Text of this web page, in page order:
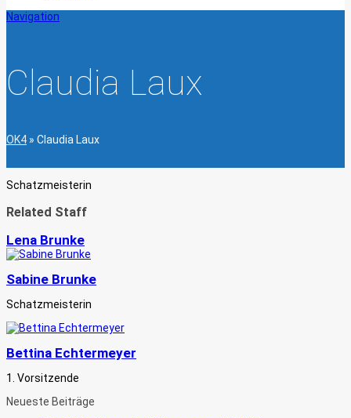
Navigation
Claudia Laux
OK4 » Claudia Laux
Schatzmeisterin
Related Staff
Lena Brunke
Sabine Brunke
Schatzmeisterin
Bettina Echtermeyer
1. Vorsitzende
Neueste Beiträge